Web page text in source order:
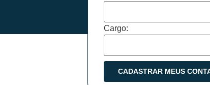
Cargo: